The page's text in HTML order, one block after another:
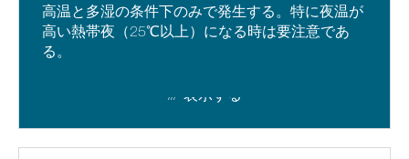
高温と多湿の条件下のみで発生する。特に夜温が
高い熱帯夜（25℃以上）になる時は要注意であ
る。
表示する